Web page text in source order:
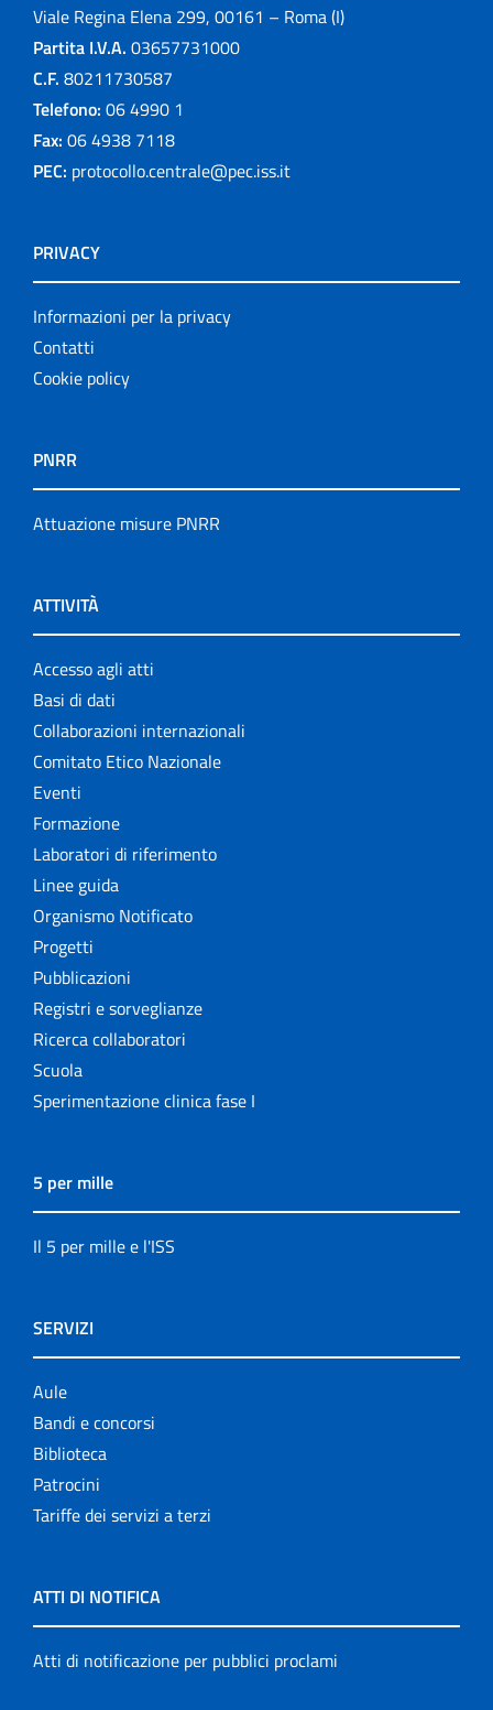
Viale Regina Elena 299, 00161 – Roma (I)
Partita I.V.A. 03657731000
C.F. 80211730587
Telefono: 06 4990 1
Fax: 06 4938 7118
PEC: protocollo.centrale@pec.iss.it
PRIVACY
Informazioni per la privacy
Contatti
Cookie policy
PNRR
Attuazione misure PNRR
ATTIVITÀ
Accesso agli atti
Basi di dati
Collaborazioni internazionali
Comitato Etico Nazionale
Eventi
Formazione
Laboratori di riferimento
Linee guida
Organismo Notificato
Progetti
Pubblicazioni
Registri e sorveglianze
Ricerca collaboratori
Scuola
Sperimentazione clinica fase I
5 per mille
Il 5 per mille e l'ISS
SERVIZI
Aule
Bandi e concorsi
Biblioteca
Patrocini
Tariffe dei servizi a terzi
ATTI DI NOTIFICA
Atti di notificazione per pubblici proclami